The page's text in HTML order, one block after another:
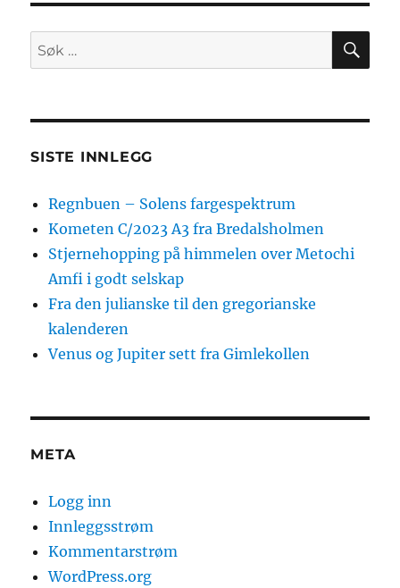
Søk
etter:
SISTE INNLEGG
Regnbuen – Solens fargespektrum
Kometen C/2023 A3 fra Bredalsholmen
Stjernehopping på himmelen over Metochi
Amfi i godt selskap
Fra den julianske til den gregorianske
kalenderen
Venus og Jupiter sett fra Gimlekollen
META
Logg inn
Innleggsstrøm
Kommentarstrøm
WordPress.org